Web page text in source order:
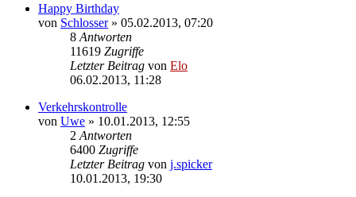
Happy Birthday
von Schlosser» 05.02.2013, 07:20
8 Antworten
11619 Zugriffe
Letzter Beitrag von Elo
06.02.2013, 11:28
Verkehrskontrolle
von Uwe » 10.01.2013, 12:55
2 Antworten
6400 Zugriffe
Letzter Beitrag von j.spicker
10.01.2013, 19:30